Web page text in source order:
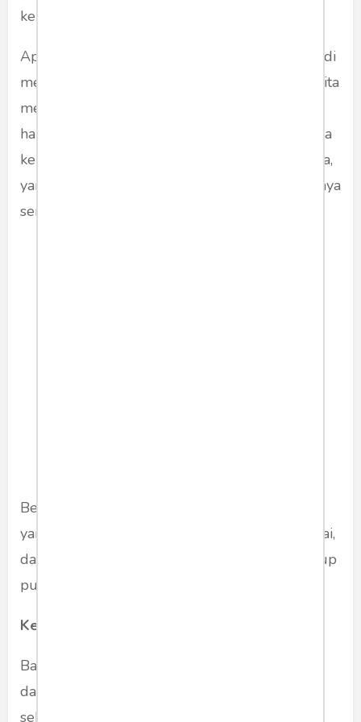
kepuasan sempurna.
Apa yang sebelumnya memuaskan bisa menjadi
menyiksa beberapa saat kemudian. Andaikan kita
mendapatkan semua yang kita inginkan, rasa
hampa bisa lenyap sementara. Namun, tak lama
kemudian, ia akan kembali berkunjung. Bahagia,
yang berpijak dari pemuasan keinginan, itu hanya
sementara.
Betapa sia-sianya semua ini. Ini seperti anjing
yang mengejar ekornya sendiri. Tak akan selesai,
dan justru akan menciptakan rasa frustasi. Hidup
pun terasa sia-sia.
Keluar dari Lingkaran Setan
Bagaimana keluar dari lingkaran setan ini? Di
dalam tradisi Dharma Asia, ini disebut
sebagai Samsara, yakni sesuatu yang berulang